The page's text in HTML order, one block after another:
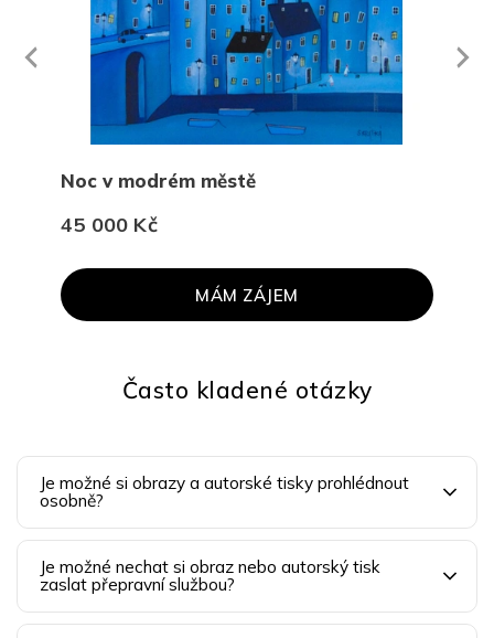
Často kladené otázky
Je možné si obrazy a autorské tisky prohlédnout
osobně?
Je možné nechat si obraz nebo autorský tisk
zaslat přepravní službou?
Noc v modrém městě
45 000 Kč
MÁM ZÁJEM
Next